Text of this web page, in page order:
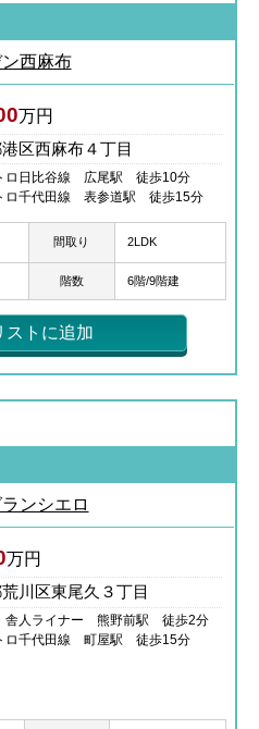
西麻布
万円
区西麻布４丁目
ロ日比谷線 広尾駅 徒歩10分
ロ千代田線 表参道駅 徒歩15分
間取り 2LDK
階数 6階/9階建
ストに追加
ンシエロ
万円
川区東尾久３丁目
舎人ライナー 熊野前駅 徒歩2分
ロ千代田線 町屋駅 徒歩15分